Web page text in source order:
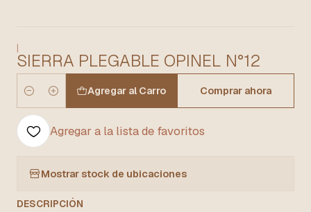
|
SIERRA PLEGABLE OPINEL N°12
Cantidad
Agregar al Carro Comprar ahora
Agregar a la lista de favoritos
Mostrar stock de ubicaciones
DESCRIPCIÓN